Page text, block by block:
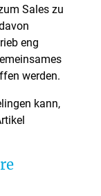
Sales zu
eng
werden.
kann,